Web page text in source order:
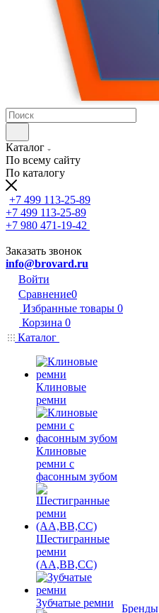
Каталог
По всему сайту
По каталогу
+7 499 113-25-89
+7 499 113-25-89
+7 980 471-19-42
Заказать звонок
info@brovard.ru
Войти
Сравнение0
Избранные товары 0
Корзина 0
Каталог
Клиновые
ремни
Клиновые
ремни с
фасонным зубом
Шестигранные
ремни
(AA,BB,CC)
Зубчатые ремни Бренды